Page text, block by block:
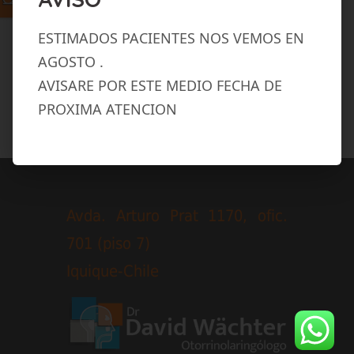
Terms of Use
Avda. Arturo Prat 1170, ofic.
701 (piso 7)
Iquique-Chile
ESTIMADOS PACIENTES NOS VEMOS EN
AGOSTO .
AVISARE POR ESTE MEDIO FECHA DE
PROXIMA ATENCION